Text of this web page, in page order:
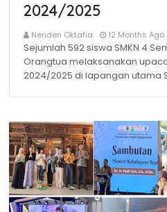
2024/2025
Nenden Oktafia 12 Months Ago
Sejumlah 592 siswa SMKN 4
Orangtua melaksanakan
2024/2025 di lapangan utama